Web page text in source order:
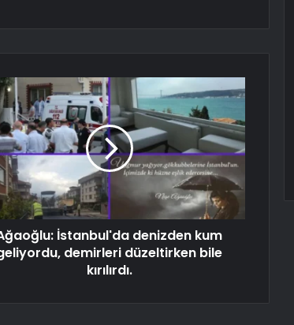
İstanbul'da denizden kum
demirleri düzeltirken bile
kırılırdı.